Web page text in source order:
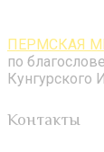
ПЕРМСКАЯ
по
Кунгурского
Контакты